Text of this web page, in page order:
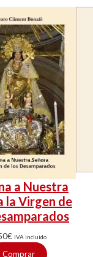
a Nuestra
la Virgen de
€ IVA incluido
Comprar